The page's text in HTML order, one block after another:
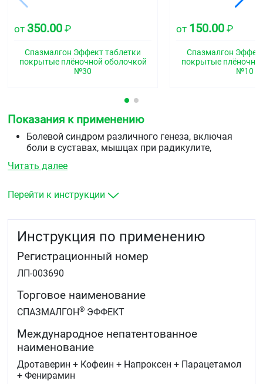
от 350.00 ₽
Спазмалгон Эффект таблетки
покрытые плёночной оболочкой
№30
от 150.00 ₽
Спазмалгон
покрытые
№10
Показания к применению
Болевой синдром различного генеза, включая
боли в суставах, мышцах при радикулите,
невралгиях, зубной боли, головной боли (в том
сосудов головного мозга)
постхолецистэктомическом синдроме, почечной
Посттравматический и послеоперационный
болевой синдром, в том числе сопровождающийся
Простудные заболевания, сопровождающиеся
лихорадочным синдромом (в качестве
симптоматической терапии).
Читать далее
Перейти к инструкции
Инструкция по применению
Регистрационный номер
ЛП-003690
Торговое наименование
СПАЗМАЛГОН® ЭФФЕКТ
Международное непатентованное
наименование
Дротаверин + Кофеин + Напроксен + Парацетамол
+ Фенирамин